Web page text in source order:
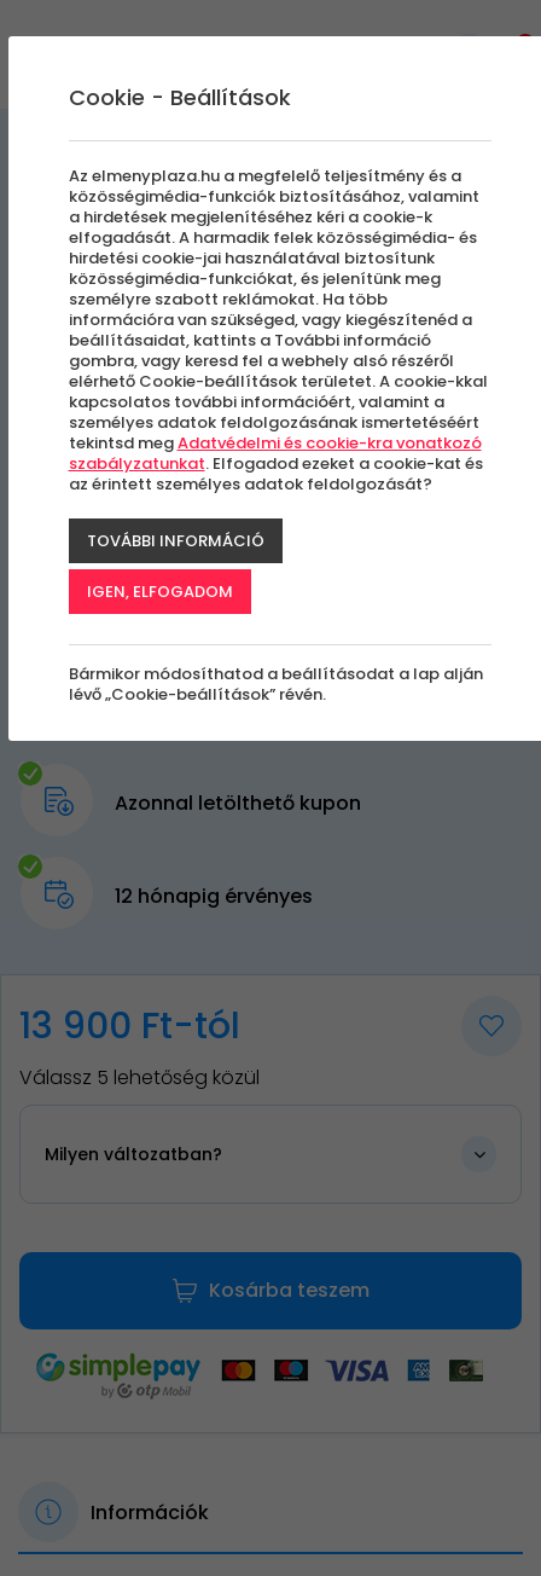
Joker városa - A horror
story | I Locked You
Budapest VI. vagy IX. kerülete
Azonnal letölthető kupon
12 hónapig érvényes
13 900 Ft-tól
Válassz 5 lehetőség közül
Milyen változatban?
Kosárba teszem
Információk
Cookie - Beállítások
Az elmenyplaza.hu a megfelelő teljesítmény és a
közösségimédia-funkciók biztosításához, valamint
a hirdetések megjelenítéséhez kéri a cookie-k
elfogadását. A harmadik felek közösségimédia- és
hirdetési cookie-jai használatával biztosítunk
közösségimédia-funkciókat, és jelenítünk meg
személyre szabott reklámokat. Ha több
információra van szükséged, vagy kiegészítenéd a
beállításaidat, kattints a További információ
gombra, vagy keresd fel a webhely alsó részéről
elérhető Cookie-beállítások területet. A cookie-kkal
kapcsolatos további információért, valamint a
személyes adatok feldolgozásának ismertetéséért
tekintsd megAdatvédelmi és cookie-kra vonatkozó
szabályzatunkat. Elfogadod ezeket a cookie-kat és
az érintett személyes adatok feldolgozását?
TOVÁBBI INFORMÁCIÓ
IGEN, ELFOGADOM
Bármikor módosíthatod a beállításodat a lap alján
lévő „Cookie-beállítások” révén.